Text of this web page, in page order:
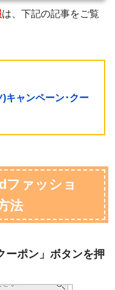
は、下記の記事をご覧
)キャンペーン･クー
ファッショ
法
ポン」ボタンを押